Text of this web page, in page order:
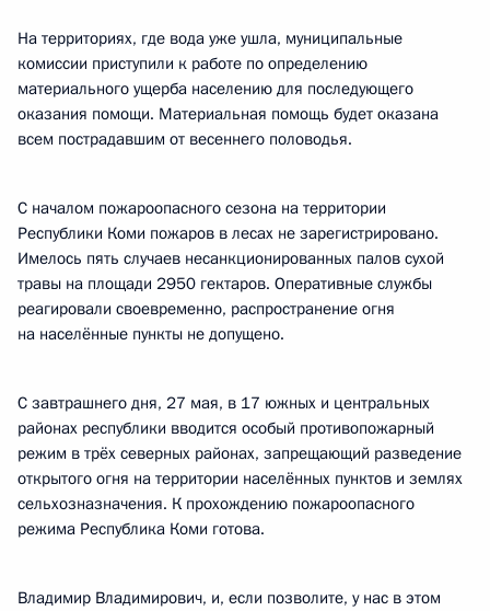
На территориях, где вода уже ушла, муниципальные
комиссии приступили к работе по определению
материального ущерба населению для последующего
оказания помощи. Материальная помощь будет оказана
всем пострадавшим от весеннего половодья.
С началом пожароопасного сезона на территории
Республики Коми пожаров в лесах не зарегистрировано.
Имелось пять случаев несанкционированных палов сухой
травы на площади 2950 гектаров. Оперативные службы
реагировали своевременно, распространение огня
на населённые пункты не допущено.
С завтрашнего дня, 27 мая, в 17 южных и центральных
районах республики вводится особый противопожарный
режим в трёх северных районах, запрещающий разведение
открытого огня на территории населённых пунктов и землях
сельхозназначения. К прохождению пожароопасного
режима Республика Коми готова.
Владимир Владимирович, и, если позволите, у нас в этом